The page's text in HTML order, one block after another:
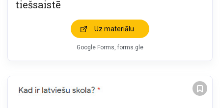
tiešsaistē
Uz materiālu
Google Forms, forms.gle